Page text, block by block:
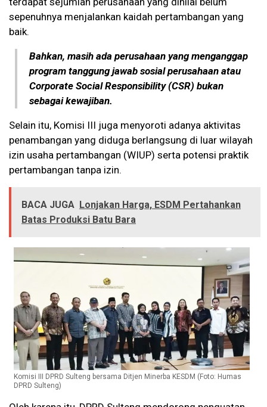
sepenuhnya menjalankan kaidah pertambangan yang
baik.
Bahkan, masih ada perusahaan yang menganggap
program tanggung jawab sosial perusahaan atau
Corporate Social Responsibility (CSR) bukan
sebagai kewajiban.
Selain itu, Komisi III juga menyoroti adanya aktivitas
penambangan yang diduga berlangsung di luar wilayah
izin usaha pertambangan (WIUP) serta potensi praktik
pertambangan tanpa izin.
BACA JUGA Lonjakan Harga, ESDM Pertahankan
Batas Produksi Batu Bara
Komisi III DPRD Sulteng bersama Ditjen Minerba KESDM (Foto: Humas
DPRD Sulteng)